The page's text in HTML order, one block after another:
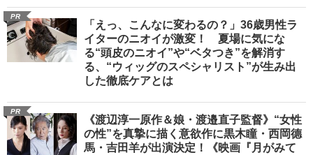
PR
「えっ、こんなに変わるの？」36歳男性ラ
イターのニオイが激変！ 夏場に気にな
る“頭皮のニオイ”や“ベタつき”を解消す
る、“ウィッグのスペシャリスト”が生み出
した徹底ケアとは
PR
《渡辺淳一原作＆娘・渡邉直子監督》“女性
の性”を真摯に描く意欲作に黒木瞳・西岡德
馬・吉田羊が出演決定！《映画『月がみて